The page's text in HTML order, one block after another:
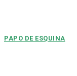
PAPO DE ESQUINA